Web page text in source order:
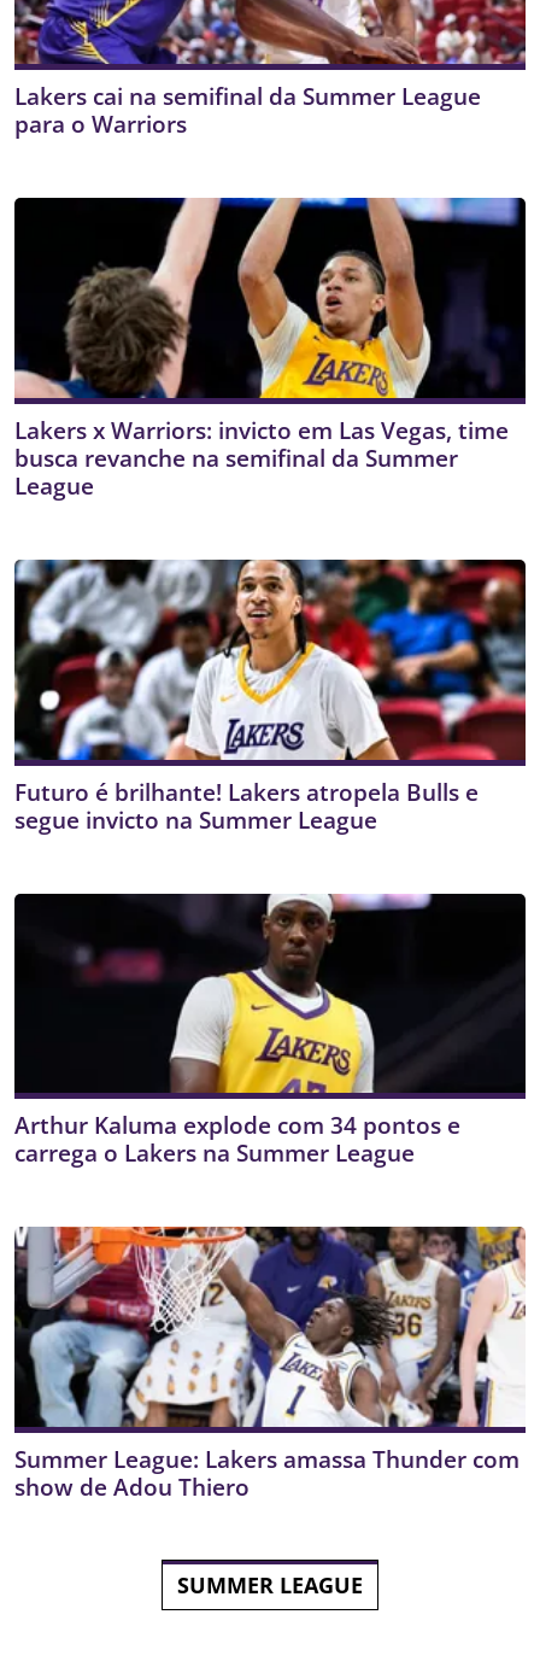
Lakers cai na semifinal da Summer League
para o Warriors
Lakers x Warriors: invicto em Las Vegas, time
busca revanche na semifinal da Summer
League
Futuro é brilhante! Lakers atropela Bulls e
segue invicto na Summer League
Arthur Kaluma explode com 34 pontos e
carrega o Lakers na Summer League
Summer League: Lakers amassa Thunder com
show de Adou Thiero
SUMMER LEAGUE